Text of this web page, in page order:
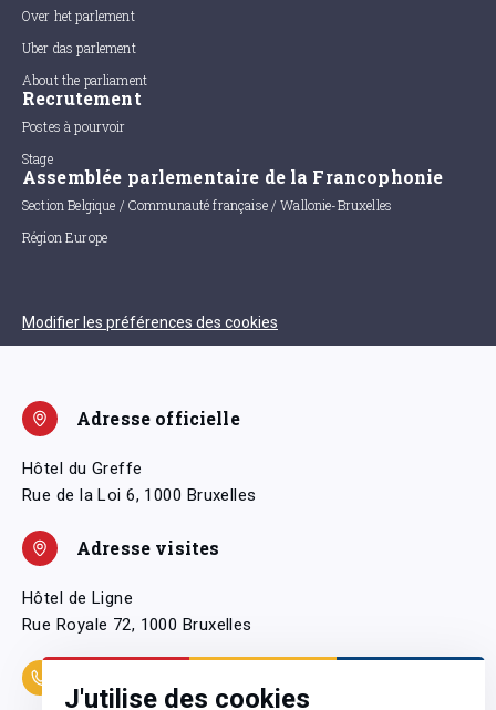
J'utilise des cookies
Over het parlement
Uber das parlement
About the parliament
Recrutement
Postes à pourvoir
Stage
Assemblée parlementaire de la Francophonie
Section Belgique / Communauté française / Wallonie-Bruxelles
Région Europe
Modifier les préférences des cookies
Adresse officielle
Hôtel du Greffe
Rue de la Loi 6, 1000 Bruxelles
Adresse visites
Hôtel de Ligne
Rue Royale 72, 1000 Bruxelles